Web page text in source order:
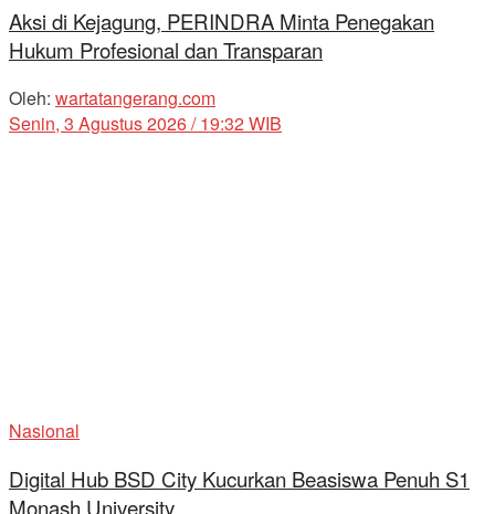
Aksi di Kejagung, PERINDRA Minta Penegakan
Hukum Profesional dan Transparan
Oleh: wartatangerang.com
Senin, 3 Agustus 2026 / 19:32 WIB
Nasional
Digital Hub BSD City Kucurkan Beasiswa Penuh S1
Monash University